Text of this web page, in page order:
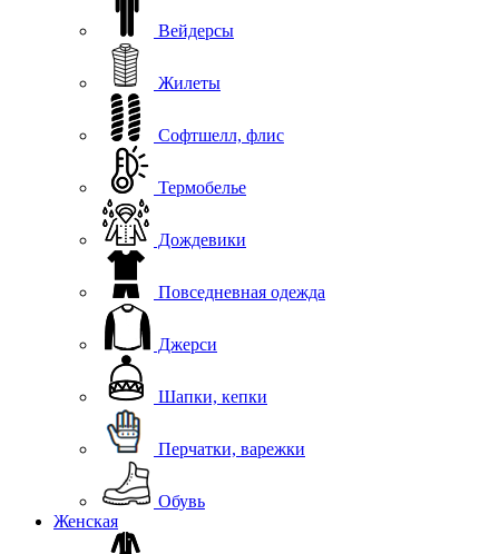
Вейдерсы
Жилеты
Софтшелл, флис
Термобелье
Дождевики
Повседневная одежда
Джерси
Шапки, кепки
Перчатки, варежки
Обувь
Женская